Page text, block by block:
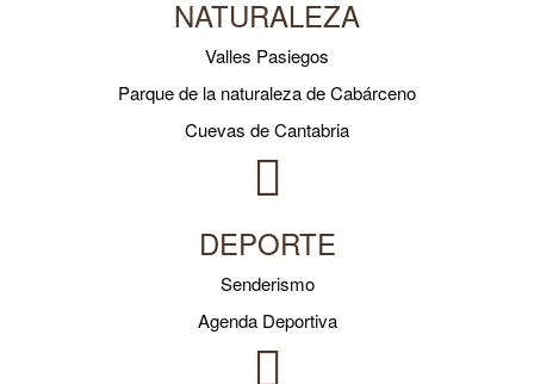
NATURALEZA
Valles Pasiegos
Parque de la naturaleza de Cabárceno
Cuevas de Cantabria
DEPORTE
Senderismo
Agenda Deportiva